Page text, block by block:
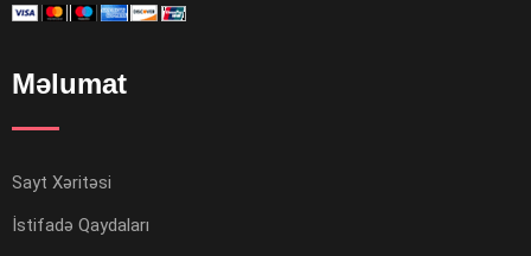
Məlumat
Sayt Xəritəsi
İstifadə Qaydaları